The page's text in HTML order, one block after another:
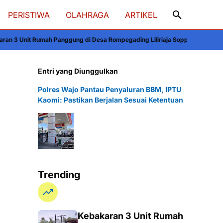
PERISTIWA OLAHRAGA ARTIKEL
di Desa Rompegading Liliriaja Soppeng, Kerugian Capai Rp300 Juta
Entri yang Diunggulkan
Polres Wajo Pantau Penyaluran BBM, IPTU
Kaomi: Pastikan Berjalan Sesuai Ketentuan
Trending
Kebakaran 3 Unit Rumah